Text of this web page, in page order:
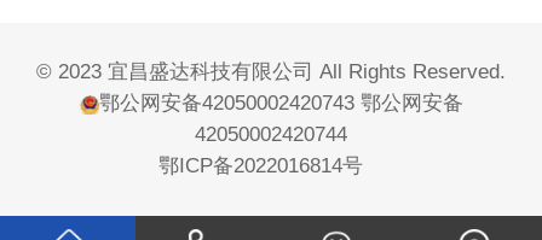
© 2023 宜昌盛达科技有限公司 All Rights Reserved.
鄂公网安备42050002420743 鄂公网安备
42050002420744
鄂ICP备2022016814号